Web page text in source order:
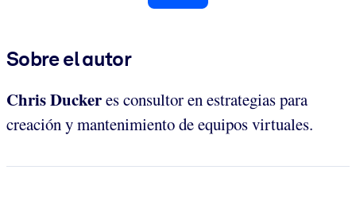
Sobre el autor
Chris Duckeres consultor en estrategias para
creación y mantenimiento de equipos virtuales.